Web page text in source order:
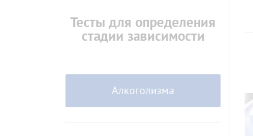
Тесты для определения
стадии зависимости
Алкоголизма